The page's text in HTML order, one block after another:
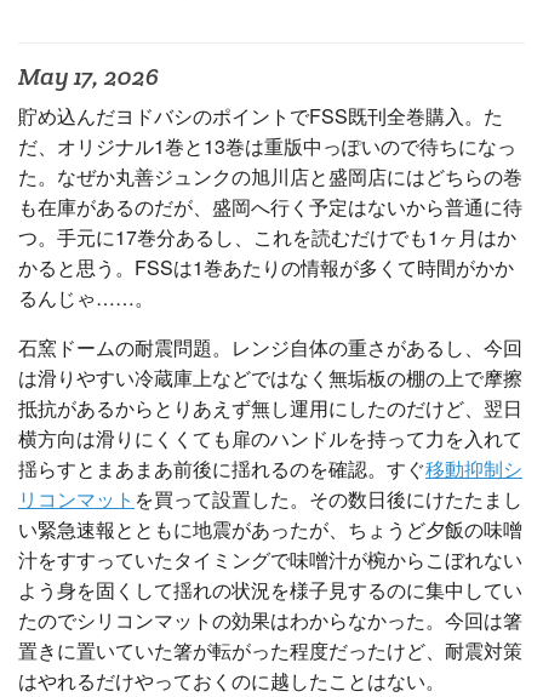
May 17, 2026
貯め込んだヨドバシのポイントでFSS既刊全巻購入。た
だ、オリジナル1巻と13巻は重版中っぽいので待ちになっ
た。なぜか丸善ジュンクの旭川店と盛岡店にはどちらの巻
も在庫があるのだが、盛岡へ行く予定はないから普通に待
つ。手元に17巻分あるし、これを読むだけでも1ヶ月はか
かると思う。FSSは1巻あたりの情報が多くて時間がかか
るんじゃ……。
石窯ドームの耐震問題。レンジ自体の重さがあるし、今回
は滑りやすい冷蔵庫上などではなく無垢板の棚の上で摩擦
抵抗があるからとりあえず無し運用にしたのだけど、翌日
横方向は滑りにくくても扉のハンドルを持って力を入れて
揺らすとまあまあ前後に揺れるのを確認。すぐ移動抑制シ
リコンマット を買って設置した。その数日後にけたたまし
い緊急速報とともに地震があったが、ちょうど夕飯の味噌
汁をすすっていたタイミングで味噌汁が椀からこぼれない
よう身を固くして揺れの状況を様子見するのに集中してい
たのでシリコンマットの効果はわからなかった。今回は箸
置きに置いていた箸が転がった程度だったけど、耐震対策
はやれるだけやっておくのに越したことはない。